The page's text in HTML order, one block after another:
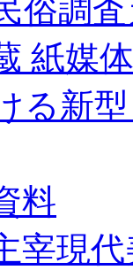
調査
紙媒
る新
料
宰現